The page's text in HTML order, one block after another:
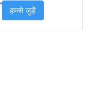
हमसे जुड़ें